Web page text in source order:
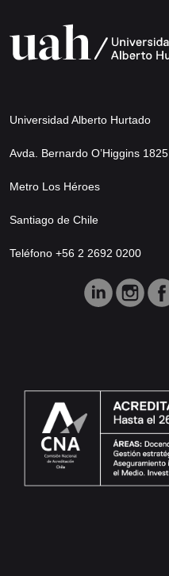
Universidad Alberto Hurtado
Avda. Bernardo O’Higgins 1825
Metro Los Héroes
Santiago de Chile
Teléfono +56 2 2692 0200